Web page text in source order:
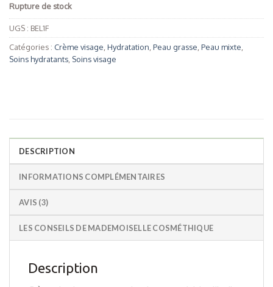
Rupture de stock
UGS : BEL1F
Catégories : Crème visage, Hydratation, Peau grasse, Peau mixte,
Soins hydratants, Soins visage
DESCRIPTION
INFORMATIONS COMPLÉMENTAIRES
AVIS (3)
LES CONSEILS DE MADEMOISELLE COSMÉTHIQUE
Description